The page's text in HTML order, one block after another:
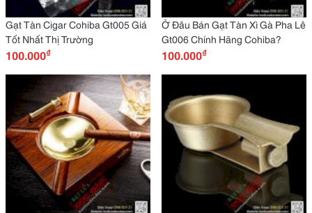
Gạt Tàn Cigar Cohiba Gt005 Giá
Tốt Nhất Thị Trường
100.000₫
Ở Đâu Bán Gạt Tàn Xì Gà Pha Lê
Gt006 Chính Hãng Cohiba?
100.000₫